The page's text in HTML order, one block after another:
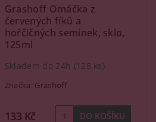
Grashoff Omáčka z
červených fíků a
hořčičných semínek, sklo,
125ml
Skladem do 24h (128 ks)
Značka: Grashoff
133 Kč